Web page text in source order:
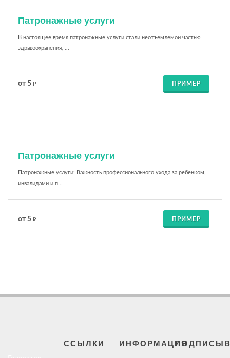
Патронажные услуги
В настоящее время патронажные услуги стали неотъемлемой частью
здравоохранения, ...
от 5 ₽ ПРИМЕР
Патронажные услуги
Патронажные услуги: Важность профессионального ухода за ребенком,
инвалидами и п...
от 5 ₽ ПРИМЕР
ССЫЛКИ ИНФОРМАЦИЯ